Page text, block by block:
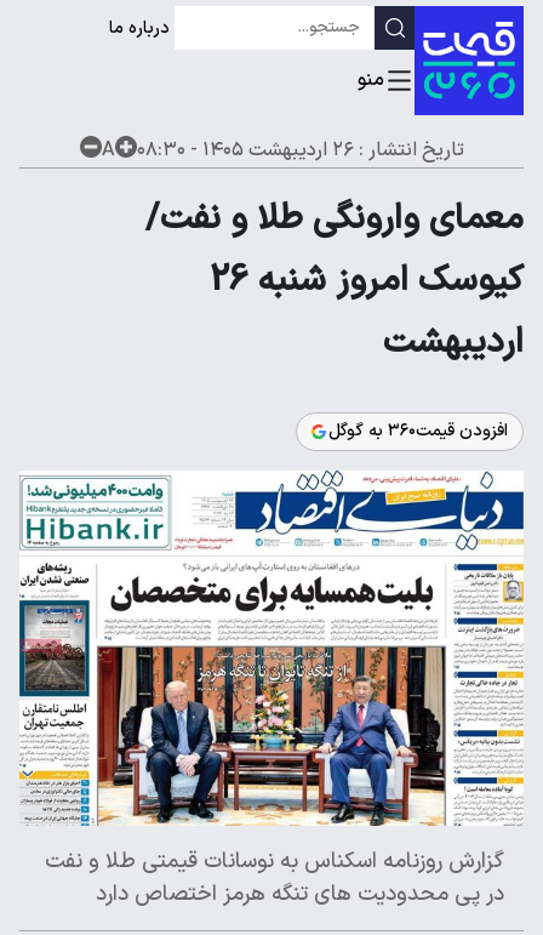
درباره ما
تاریخ انتشار :۲۶ اردیبهشت ۱۴۰۵ - ۰۸:۳۰ A
معمای وارونگی طلا و نفت/
کیوسک امروز شنبه 26
اردیبهشت
افزودن قیمت۳۶۰ به گوگل
گزارش روزنامه اسکناس به نوسانات قیمتی طلا و نفت
در پی محدودیت های تنگه هرمز اختصاص دارد